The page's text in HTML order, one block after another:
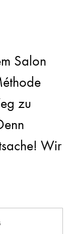
Salon
zu
Wir